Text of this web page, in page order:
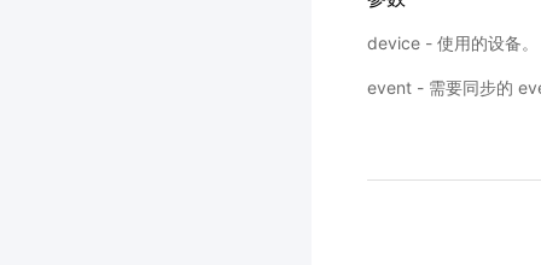
device - 使用的设备。
event - 需要同步的